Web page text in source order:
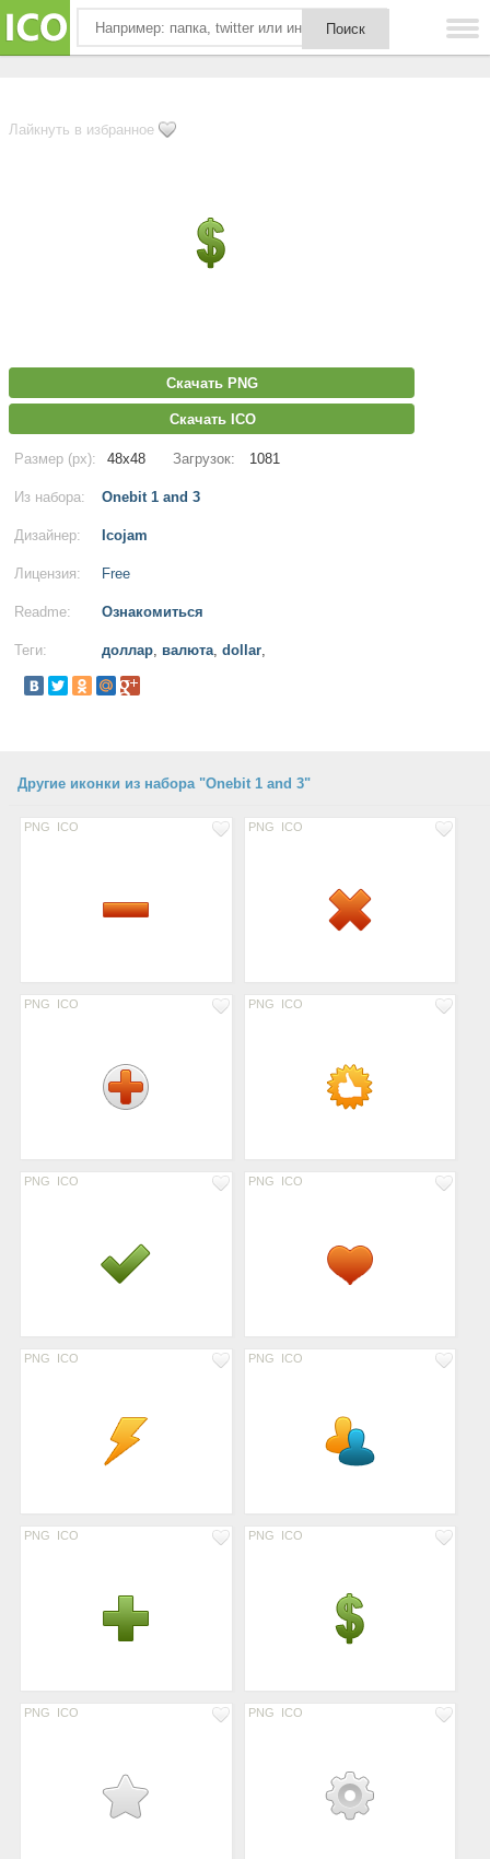
Лайкнуть в избранное
Скачать PNG
Скачать ICO
Размер (px): 48x48 Загрузок: 1081
Из набора: Onebit 1 and 3
Дизайнер: Icojam
Лицензия: Free
Readme: Ознакомиться
Теги: доллар, валюта, dollar,
Другие иконки из набора "Onebit 1 and 3"
PNG ICO PNG ICO
PNG ICO PNG ICO
PNG ICO PNG ICO
PNG ICO PNG ICO
PNG ICO PNG ICO
PNG ICO PNG ICO